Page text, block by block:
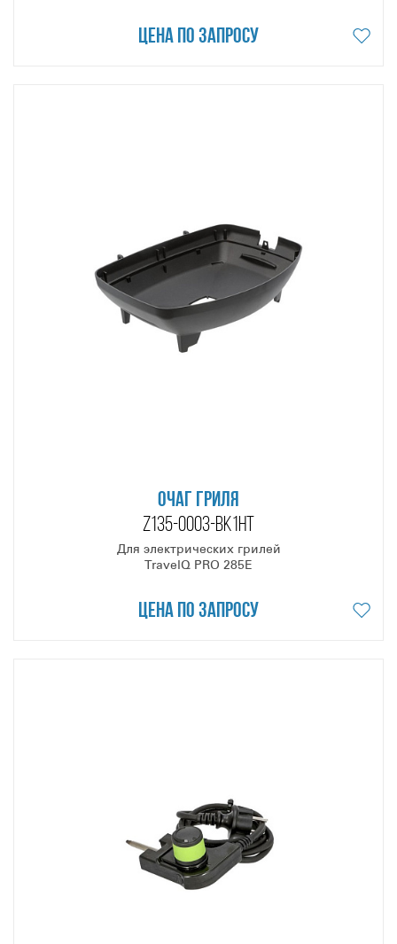
Цена по запросу
ОЧАГ ГРИЛЯ
Z135-0003-BK1HT
Для электрических грилей
TravelQ PRO 285E
Цена по запросу